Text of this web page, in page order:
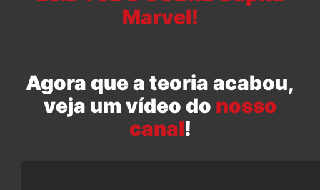
Marvel!
Agora que a teoria acabou,
veja um vídeo do nosso
canal!